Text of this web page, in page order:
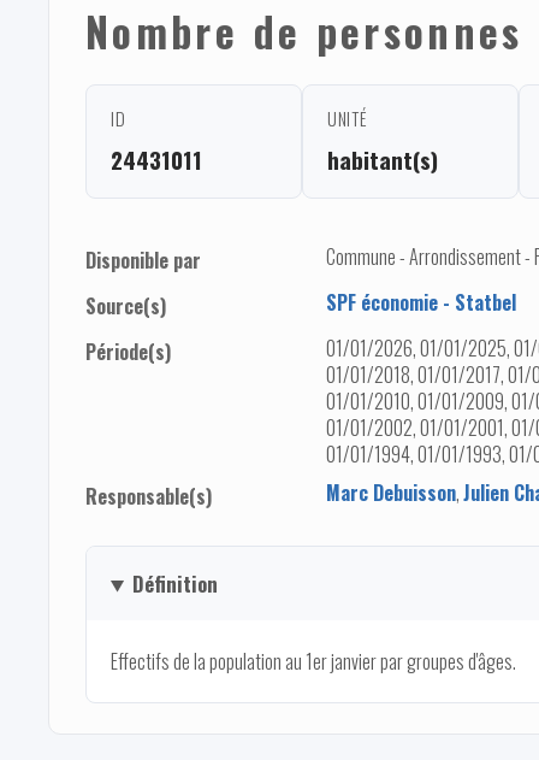
Nombre de personnes
ID
24431011
UNITÉ
habitant(s)
Disponible par
Commune - Arrondissement -
Source(s)
SPF économie - Statbel
Période(s)
01/01/2026, 01/01/2025,
01/01/2018, 01/01/2017,
01/01/2010, 01/01/2009,
01/01/2002, 01/01/2001,
01/01/1994, 01/01/1993,
Responsable(s)
Marc Debuisson,Julien
Définition
Effectifs de la population au 1er janvier par groupes d'âges.